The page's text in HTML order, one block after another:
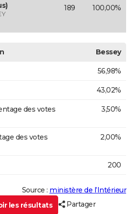
189 100,00%
Bessey
56,98%
43,02%
des votes
3,50%
des votes
2,00%
200
Source : ministère de l’Intérieur
les résultats
Partager